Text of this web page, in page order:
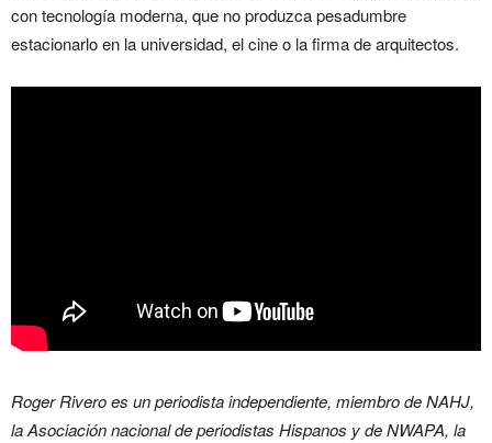
con tecnología moderna, que no produzca pesadumbre
estacionarlo en la universidad, el cine o la firma de arquitectos.
Roger Rivero es un periodista independiente, miembro de NAHJ,
la Asociación nacional de periodistas Hispanos y de NWAPA, la